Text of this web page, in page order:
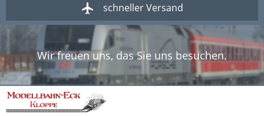
schneller Versand
Wir freuen uns, das Sie uns besuchen.
Herzlich Willkommen im Onlineshop
Modellbahn - Eck Kloppe.
Wir freuen uns, das Sie uns besuchen.
Herzlich Willkommen im Onlineshop
Modellbahn - Eck Kloppe.